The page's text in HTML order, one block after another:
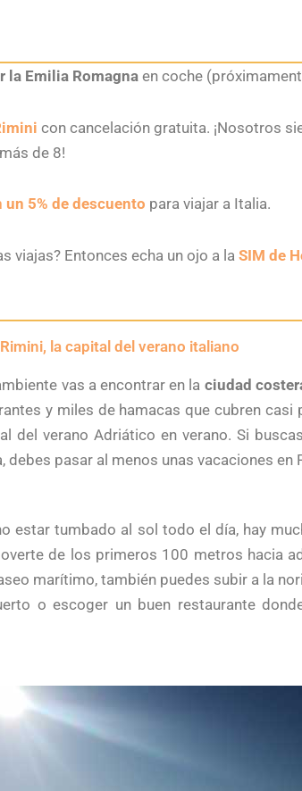
la Emilia Romagna en coche
con cancelación gratuita. ¡Nosotros
de 8!
5% de descuento para viajar a Italia.
viajas? Entonces echa un ojo a la SIM de
Rimini, la capital del verano italiano
vas a encontrar en la ciudad
y miles de hamacas que cubren
del verano Adriático en verano. Si
pasar al menos unas vacaciones en
estar tumbado al sol todo el día, hay
de los primeros 100 metros hacia
marítimo, también puedes subir a la
o escoger un buen restaurante